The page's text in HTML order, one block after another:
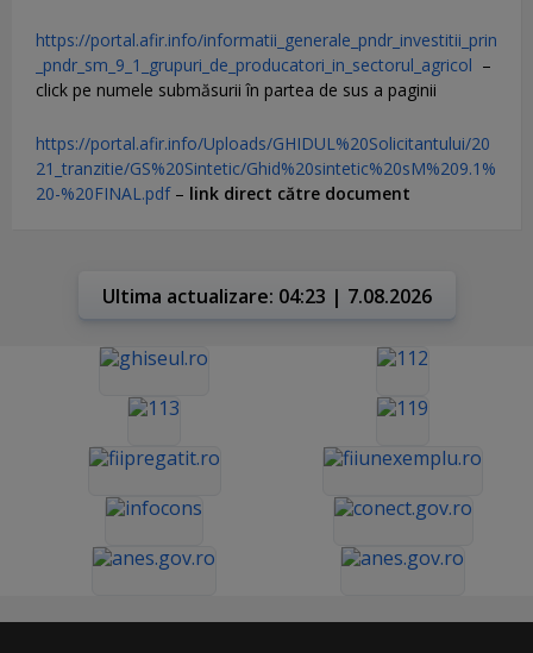
https://portal.afir.info/informatii_generale_pndr_investitii_prin
_pndr_sm_9_1_grupuri_de_producatori_in_sectorul_agricol –
click pe numele submăsurii în partea de sus a paginii
https://portal.afir.info/Uploads/GHIDUL%20Solicitantului/20
21_tranzitie/GS%20Sintetic/Ghid%20sintetic%20sM%209.1%
20-%20FINAL.pdf– link direct către document
Ultima actualizare: 04:23 | 7.08.2026